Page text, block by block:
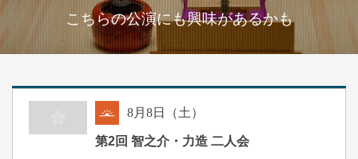
こちらの公演にも興味があるかも
8月8日（土）
第2回 智之介・力造 二人会